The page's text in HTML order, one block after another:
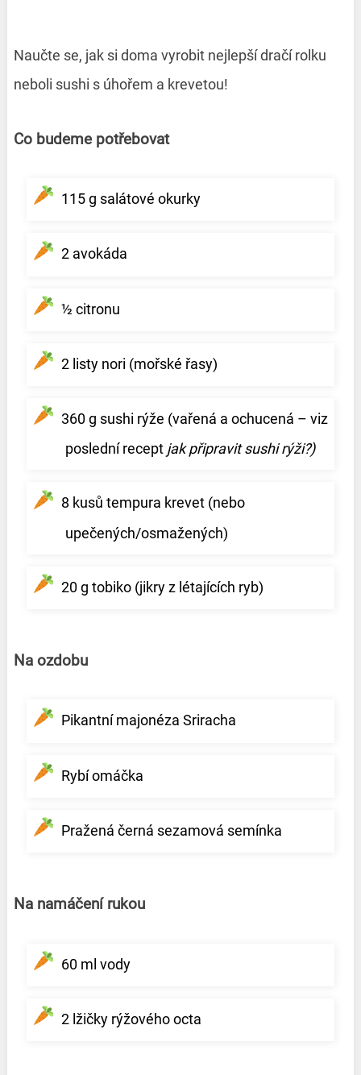
Naučte se, jak si doma vyrobit nejlepší dračí rolku
neboli sushi s úhořem a krevetou!
Co budeme potřebovat
115 g salátové okurky
2 avokáda
½ citronu
2 listy nori (mořské řasy)
360 g sushi rýže (vařená a ochucená – viz
poslední recept jak připravit sushi rýži?)
8 kusů tempura krevet (nebo
upečených/osmažených)
20 g tobiko (jikry z létajících ryb)
Na ozdobu
Pikantní majonéza Sriracha
Rybí omáčka
Pražená černá sezamová semínka
Na namáčení rukou
60 ml vody
2 lžičky rýžového octa